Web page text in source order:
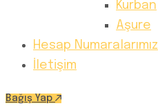
Kurban
Aşure
Hesap Numaralarımız
İletişim
Bağış Yap